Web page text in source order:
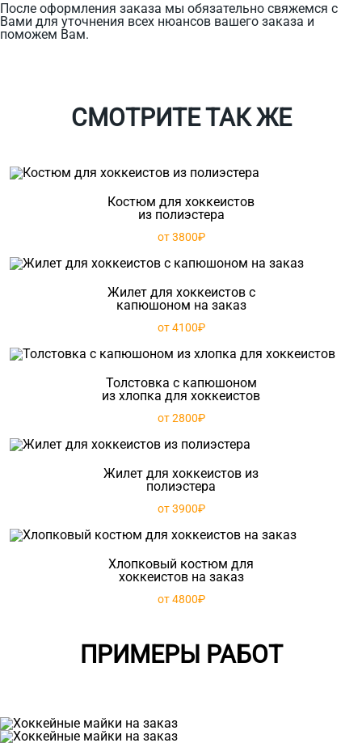
После оформления заказа мы обязательно свяжемся с
Вами для уточнения всех нюансов вашего заказа и
поможем Вам.
СМОТРИТЕ ТАК ЖЕ
Костюм для хоккеистов
из полиэстера
от 3800₽
Жилет для хоккеистов с
капюшоном на заказ
от 4100₽
Толстовка с капюшоном
из хлопка для хоккеистов
от 2800₽
Жилет для хоккеистов из
полиэстера
от 3900₽
Хлопковый костюм для
хоккеистов на заказ
от 4800₽
ПРИМЕРЫ РАБОТ